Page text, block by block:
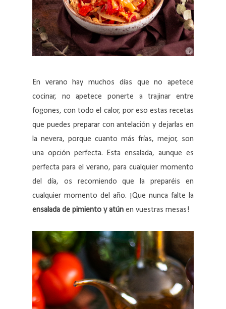
En verano hay muchos días que no apetece
cocinar, no apetece ponerte a trajinar entre
fogones, con todo el calor, por eso estas recetas
que puedes preparar con antelación y dejarlas en
la nevera, porque cuanto más frías, mejor, son
una opción perfecta. Esta ensalada, aunque es
perfecta para el verano, para cualquier momento
del día, os recomiendo que la preparéis en
cualquier momento del año. ¡Que nunca falte la
ensalada de pimiento y atún en vuestras mesas!